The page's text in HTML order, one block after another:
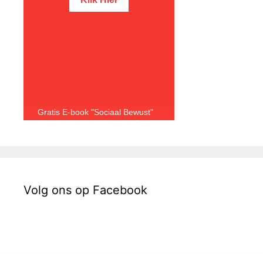
Gratis E-book "Sociaal Bewust"
Volg ons op Facebook